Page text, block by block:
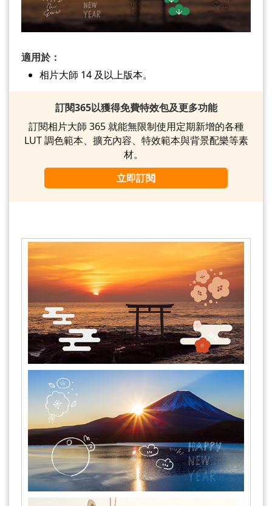
適用於：
相片大師 14 及以上版本。
訂閱365以獲得免費特效包及更多功能
訂閱相片大師 365 就能無限制使用定期新增的各種
LUT 調色範本、擴充內容、特效範本與背景配樂等素
材。
立即訂閱